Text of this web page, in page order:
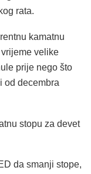
rata.
kamatnu
velike
prije nego što
od decembra
stopu za devet
da smanji stope,